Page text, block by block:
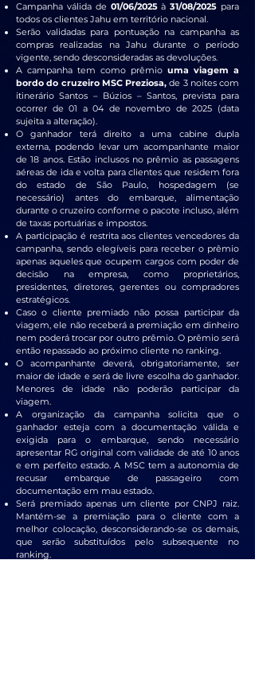
Campanha válida de 01/06/2025à31/08/2025 para
todos os clientes Jahu em território nacional.
Serão validadas para pontuação na campanha as
compras realizadas na Jahu durante o período
vigente, sendo desconsideradas as devoluções.
A campanha tem como prêmio uma viagem a
bordo do cruzeiro MSC Preziosa, de 3 noites com
itinerário Santos – Búzios – Santos, prevista para
ocorrer de 01 a 04 de novembro de 2025 (data
sujeita a alteração).
O ganhador terá direito a uma cabine dupla
externa, podendo levar um acompanhante maior
de 18 anos. Estão inclusos no prêmio as passagens
aéreas de ida e volta para clientes que residem fora
do estado de São Paulo, hospedagem (se
necessário) antes do embarque, alimentação
durante o cruzeiro conforme o pacote incluso, além
de taxas portuárias e impostos.
A participação é restrita aos clientes vencedores da
campanha, sendo elegíveis para receber o prêmio
apenas aqueles que ocupem cargos com poder de
decisão na empresa, como proprietários,
presidentes, diretores, gerentes ou compradores
estratégicos.
Caso o cliente premiado não possa participar da
viagem, ele não receberá a premiação em dinheiro
nem poderá trocar por outro prêmio. O prêmio será
então repassado ao próximo cliente no ranking.
O acompanhante deverá, obrigatoriamente, ser
maior de idade e será de livre escolha do ganhador.
Menores de idade não poderão participar da
viagem.
A organização da campanha solicita que o
ganhador esteja com a documentação válida e
exigida para o embarque, sendo necessário
apresentar RG original com validade de até 10 anos
e em perfeito estado. A MSC tem a autonomia de
recusar embarque de passageiro com
documentação em mau estado.
Será premiado apenas um cliente por CNPJ raiz.
Mantém-se a premiação para o cliente com a
melhor colocação, desconsiderando-se os demais,
que serão substituídos pelo subsequente no
ranking.